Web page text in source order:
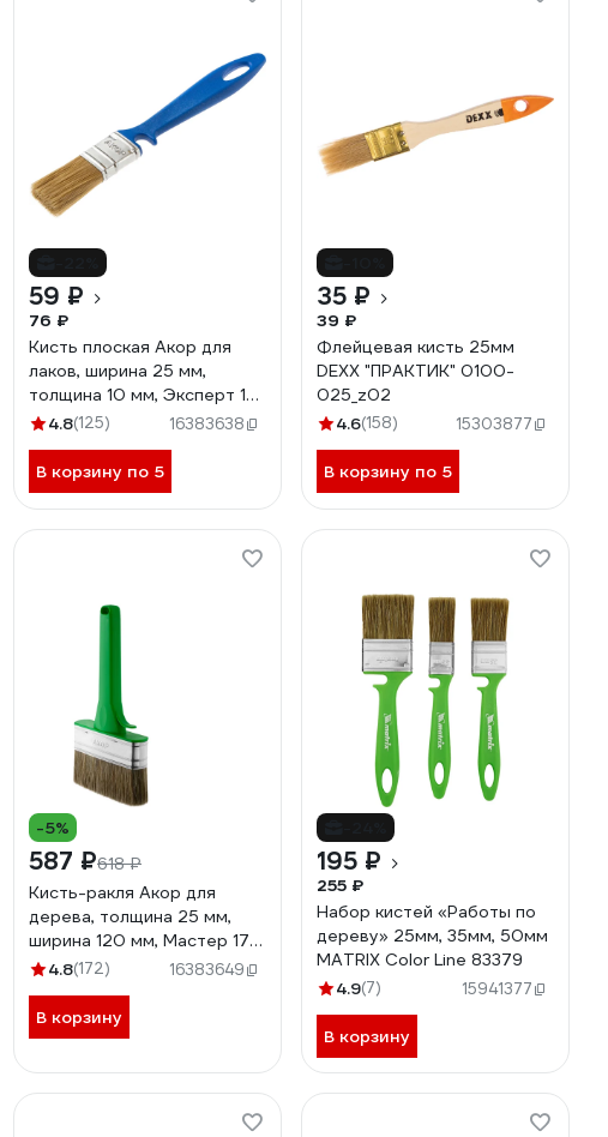
59 ₽
76 ₽
Кисть плоская Акор для
лаков, ширина 25 мм,
толщина 10 мм, Эксперт 171
10 025
4.8(125) 16383638
В корзину по 5
35 ₽
39 ₽
Флейцевая кисть 25мм
DEXX "ПРАКТИК" 0100-
025_z02
4.6(158) 15303877
В корзину по 5
-5%
587 ₽618 ₽
Кисть-ракля Акор для
дерева, толщина 25 мм,
ширина 120 мм, Мастер 174
25 120
4.8(172) 16383649
В корзину
195 ₽
255 ₽
Набор кистей «Работы по
дереву» 25мм, 35мм, 50мм
MATRIX Color Line 83379
4.9(7) 15941377
В корзину